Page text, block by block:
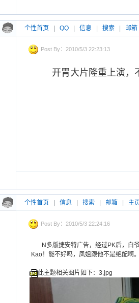
个性首页 QQ 信息 搜索 邮箱
Post By：2010/5/3 22:23:13
开胃大片隆重上演，
个性首页 信息 搜索 邮箱 主
Post By：2010/5/3 22:24:16
N多版捷安特广告，经过PK后，白
Kao！能不好吗，凤姐跟他不是绝配啊
此主题相关图片如下：3.jpg